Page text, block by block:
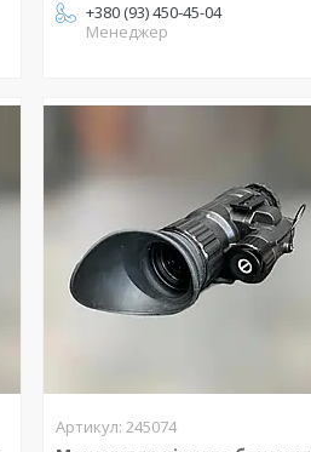
+380 (93) 450-45-04
Менеджер
245074